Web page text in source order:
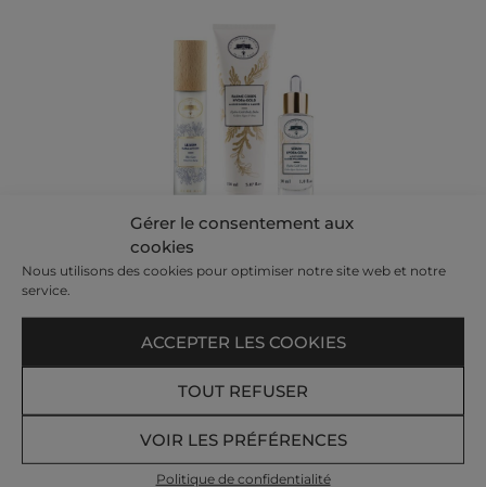
Gérer le consentement aux
cookies
Nous utilisons des cookies pour optimiser notre site web et notre
service.
ACCEPTER LES COOKIES
TOUT REFUSER
VOIR LES PRÉFÉRENCES
Politique de confidentialité
Retrouver la ligne de cosmétiques utilisée dans
nos soins.
Recevez nos offres et actualités par e-mail​
Votre e-mail :